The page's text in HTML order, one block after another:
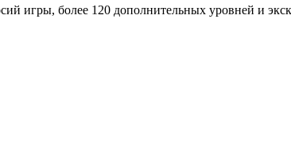
игры, более 120 дополнительных уровней и